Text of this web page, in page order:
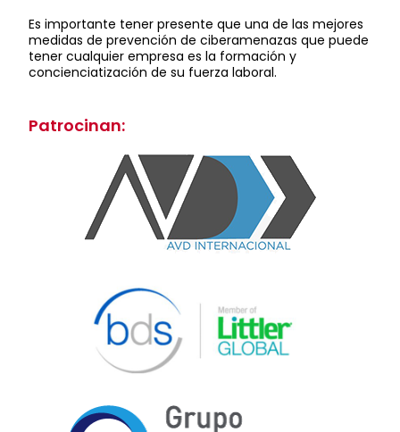
Es importante tener presente que una de las mejores
medidas de prevención de ciberamenazas que puede
tener cualquier empresa es la formación y
concienciatización de su fuerza laboral.
Patrocinan: